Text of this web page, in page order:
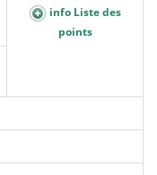
info Liste des
points